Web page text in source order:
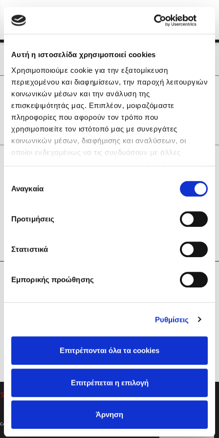
Αυτή η ιστοσελίδα χρησιμοποιεί cookies
Χρησιμοποιούμε cookie για την εξατομίκευση
περιεχομένου και διαφημίσεων, την παροχή λειτουργιών
κοινωνικών μέσων και την ανάλυση της
επισκεψιμότητάς μας. Επιπλέον, μοιραζόμαστε
πληροφορίες που αφορούν τον τρόπο που
χρησιμοποιείτε τον ιστότοπό μας με συνεργάτες
κοινωνικών μέσων, διαφήμισης και αναλύσεων, οι
οποίοι ενδεχομένως να τις συνδυάσουν με άλλες
των υπηρεσιών τους. Αν συνεχίσετε να χρησιμοποιείτε
την ιστοσελίδα μας, συναινείτε στη χρήση των cookies
συγκατάθεσης
Αναγκαία
Προτιμήσεις
Στατιστικά
Εμπορικής προώθησης
Ρυθμίσεις
Επιτρέπονται όλα τα cookies
Επιτρέπεται η επιλογή
Άρνηση
Δημοφιλή Βιβλία
Lidia Branković
Το ξενοδοχείο των συναισθημάτων
Sebastian Fitzek
Playlist
Στέφανος Ξενάκης
Φίλτρα
Οι Συγγραφείς μας
0 Αποτελέσματα
D M R Δ Θ Ν Ξ Ο Π Υ
Υπηρεσίες
Βοήθεια
Ακολουθήστε μας
Copyright © 2026
Created by